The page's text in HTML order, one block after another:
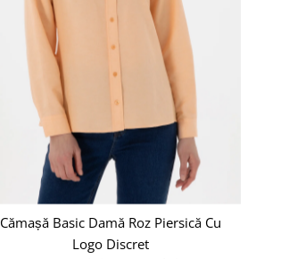
Data, de la vechi la nou
Data, de la nou la vechi
Cămașă Basic Damă Roz Piersică Cu
Logo Discret